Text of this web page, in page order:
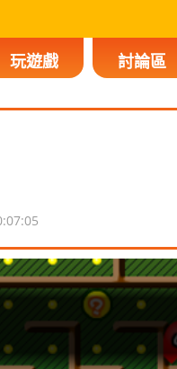
玩遊戲 討論區